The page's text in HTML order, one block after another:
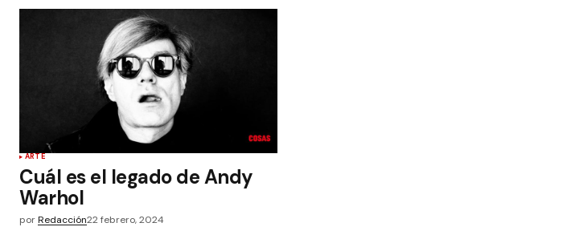
ARTE
Cuál es el legado de Andy
Warhol
porRedacción22 febrero, 2024